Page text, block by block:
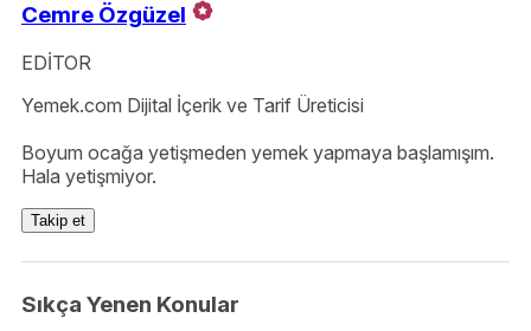
Cemre Özgüzel
EDİTOR
Yemek.com Dijital İçerik ve Tarif Üreticisi
Boyum ocağa yetişmeden yemek yapmaya başlamışım.
Hala yetişmiyor.
Takip et
Sıkça Yenen Konular